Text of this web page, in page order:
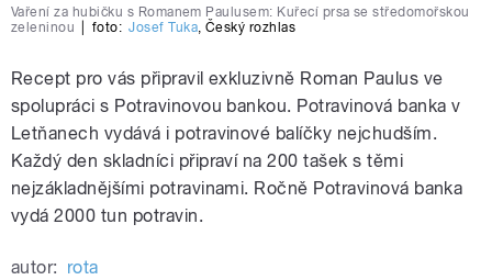
Vaření za hubičku s Romanem Paulusem: Kuřecí prsa se středomořskou
zeleninou
foto: Josef Tuka, Český rozhlas
Recept pro vás připravil exkluzivně Roman Paulus ve
spolupráci s Potravinovou bankou. Potravinová banka v
Letňanech vydává i potravinové balíčky nejchudším.
Každý den skladníci připraví na 200 tašek s těmi
nejzákladnějšími potravinami. Ročně Potravinová banka
vydá 2000 tun potravin.
autor: rota